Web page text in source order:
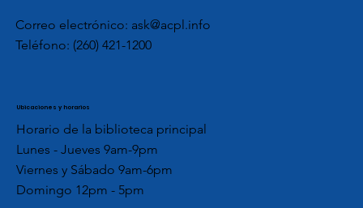
Correo electrónico: ask@acpl.info
Teléfono: (260) 421-1200
Ubicaciones y horarios
Horario de la biblioteca principal
Lunes - Jueves 9am-9pm
Viernes y Sábado 9am-6pm
Domingo 12pm - 5pm